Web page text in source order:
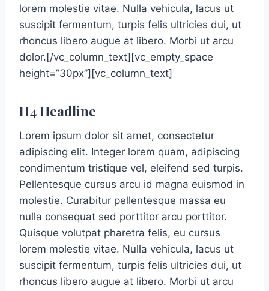
lorem molestie vitae. Nulla vehicula, lacus ut
suscipit fermentum, turpis felis ultricies dui, ut
rhoncus libero augue at libero. Morbi ut arcu
dolor.[/vc_column_text][vc_empty_space
height=”30px”][vc_column_text]
H4 Headline
Lorem ipsum dolor sit amet, consectetur
adipiscing elit. Integer lorem quam, adipiscing
condimentum tristique vel, eleifend sed turpis.
Pellentesque cursus arcu id magna euismod in
molestie. Curabitur pellentesque massa eu
nulla consequat sed porttitor arcu porttitor.
Quisque volutpat pharetra felis, eu cursus
lorem molestie vitae. Nulla vehicula, lacus ut
suscipit fermentum, turpis felis ultricies dui, ut
rhoncus libero augue at libero. Morbi ut arcu